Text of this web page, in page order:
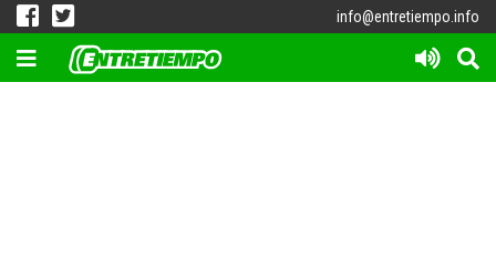
info@entretiempo.info